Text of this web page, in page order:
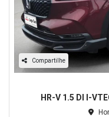
Compartilhe
HR-V 1.5 DI I-